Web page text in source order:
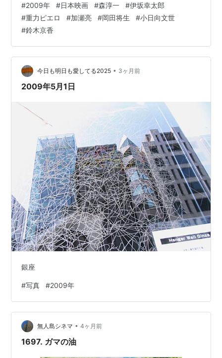
亡くなってしまう その原因は不明ながらも、過去にあっ
た不幸な事件が関連していることは（少なくとも残され
た3人には）明らかだった その頃、仙台市内では謎の落
書き、そして放火事件が連続して起きていた ある日、春
はこの二つの事件に関連性があることに気づき、泉水に
相談する 伊坂幸太郎の小説を読…
#2009年 #日本映画 #森淳一 #伊坂幸太郎
#重力ピエロ #加瀬亮 #岡田将生 #小日向文世
#鈴木京香
今日も明日も愛してる2025 • 3ヶ月前
2009年5月1日
銀座
#写真 #2009年
無人島シネマ • 4ヶ月前
1697. ガマの油